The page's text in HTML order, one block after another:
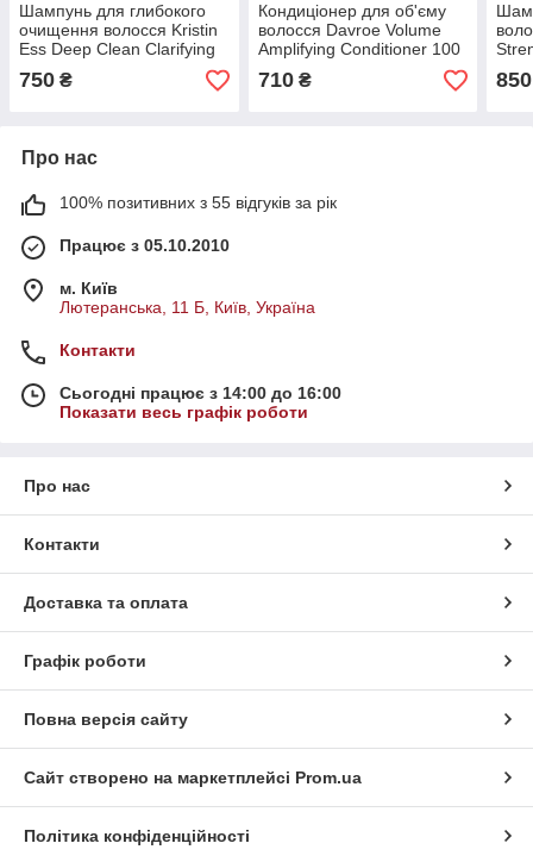
Шампунь для глибокого
очищення волосся Kristin
Ess Deep Clean Clarifying
Shampoo 296 мл
750 ₴
Кондиціонер для об'єму
волосся Davroe Volume
Amplifying Conditioner 100
мл
710₴
100
850
Про нас
100% позитивних з 55 відгуків за рік
Працює з 05.10.2010
м. Київ
Лютеранська, 11 Б, Київ, Україна
Контакти
Сьогодні працює з 14:00 до 16:00
Показати весь графік роботи
Про нас
Контакти
Доставка та оплата
Графік роботи
Повна версія сайту
Сайт створено на маркетплейсі Prom.ua
Політика конфіденційності